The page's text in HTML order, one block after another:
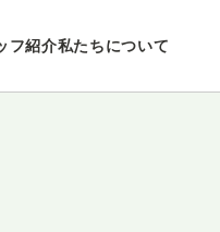
フ紹介私たちについて